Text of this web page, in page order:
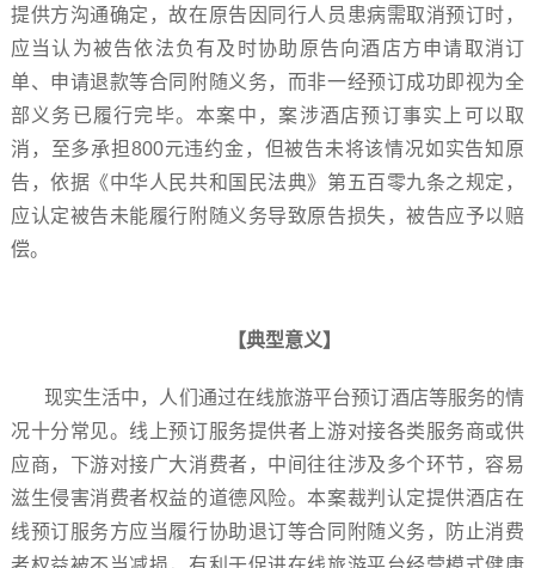
提供方沟通确定，故在原告因同行人员患病需取消预订时，
应当认为被告依法负有及时协助原告向酒店方申请取消订
单、申请退款等合同附随义务，而非一经预订成功即视为全
部义务已履行完毕。本案中，案涉酒店预订事实上可以取
消，至多承担800元违约金，但被告未将该情况如实告知原
告，依据《中华人民共和国民法典》第五百零九条之规定，
应认定被告未能履行附随义务导致原告损失，被告应予以赔
偿。
【典型意义】
现实生活中，人们通过在线旅游平台预订酒店等服务的情
况十分常见。线上预订服务提供者上游对接各类服务商或供
应商，下游对接广大消费者，中间往往涉及多个环节，容易
滋生侵害消费者权益的道德风险。本案裁判认定提供酒店在
线预订服务方应当履行协助退订等合同附随义务，防止消费